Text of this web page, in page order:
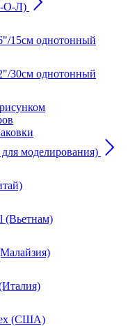
О-Л)
15см однотонный
30см однотонный
моделирования)
(Вьетнам)
(США)